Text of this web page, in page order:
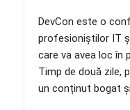
DevCon este o
profesioniștilor IT
care va avea loc în
Timp de două zile,
un conținut bogat